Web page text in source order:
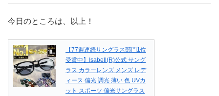
今日のところは、以上！
【77週連続サングラス部門1位
受賞中】Isabell(R)公式 サング
ラス カラーレンズ メンズ レデ
ィース 偏光 調光 薄い 色 UVカ
ット スポーツ 偏光サングラス